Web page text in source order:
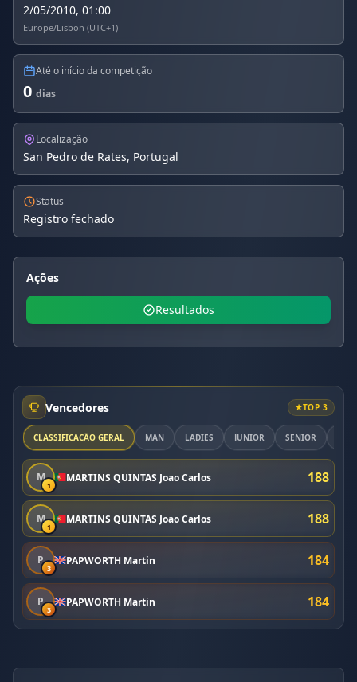
2/05/2010, 01:00
Europe/Lisbon (UTC+1)
Até o início da competição
0 dias
Localização
San Pedro de Rates, Portugal
Status
Registro fechado
Ações
Resultados
Vencedores TOP 3
CLASSIFICAÇÃO GERAL MAN LADIES JUNIOR SENIOR
M
1
MARTINS QUINTAS Joao Carlos 188
M
1
MARTINS QUINTAS Joao Carlos 188
P
3
PAPWORTH Martin 184
P
3
PAPWORTH Martin 184